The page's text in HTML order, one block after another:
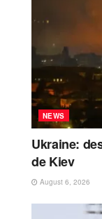
NEWS
Ukraine:
de Kiev
August 6, 2026